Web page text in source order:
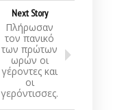
Next Story
Πλήρωσαν
τον πανικό
των πρώτων
ωρών οι
γέροντες και
οι
γερόντισσες.